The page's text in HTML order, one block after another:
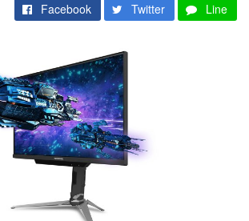
Facebook Twitter Line